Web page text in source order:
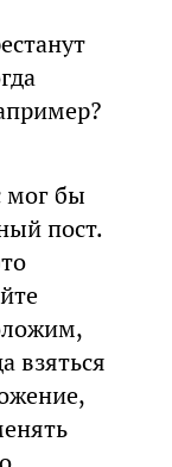
мог бы
пост.
взяться